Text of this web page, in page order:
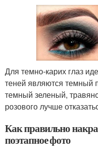
Для темно-карих глаз
теней являются темный
темный зеленый,
розового лучше
Как правильно
поэтапное фото